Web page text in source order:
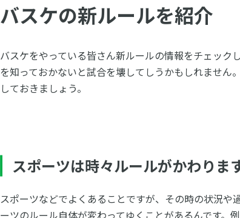
バスケの新ルールを紹介
バスケをやっている皆さん新ルールの情報をチェック
を知っておかないと試合を壊してしうかもしれません
しておきましょう。
スポーツは時々ルールがかわりま
スポーツなどでよくあることですが、その時の状況や
ーツのルール自体が変わってゆくことがあるんです。